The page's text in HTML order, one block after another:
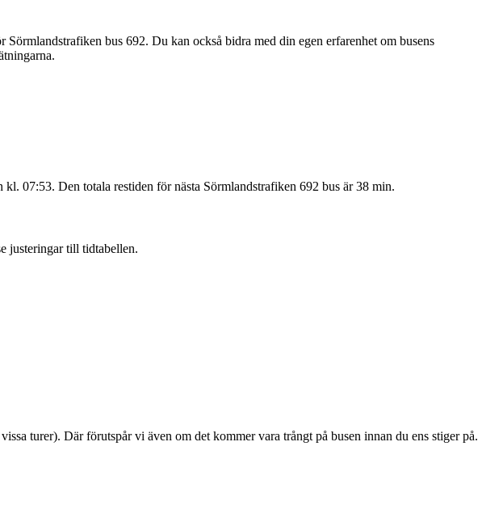
Sörmlandstrafiken bus 692. Du kan också bidra med din egen erfarenhet om busens
07:53. Den totala restiden för nästa Sörmlandstrafiken 692 bus är 38 min.
justeringar till tidtabellen.
turer). Där förutspår vi även om det kommer vara trångt på busen innan du ens stiger på.